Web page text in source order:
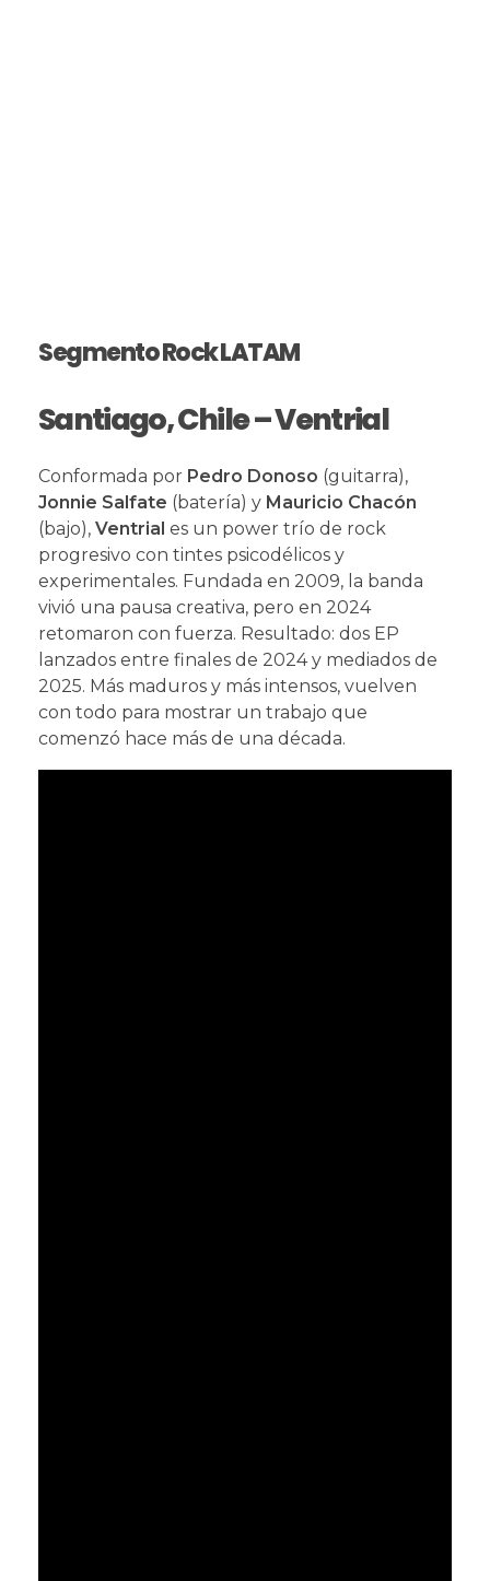
Segmento Rock LATAM
Santiago, Chile – Ventrial
Conformada por Pedro Donoso (guitarra),
Jonnie Salfate (batería) y Mauricio Chacón
(bajo), Ventrial es un power trío de rock
progresivo con tintes psicodélicos y
experimentales. Fundada en 2009, la banda
vivió una pausa creativa, pero en 2024
retomaron con fuerza. Resultado: dos EP
lanzados entre finales de 2024 y mediados de
2025. Más maduros y más intensos, vuelven
con todo para mostrar un trabajo que
comenzó hace más de una década.